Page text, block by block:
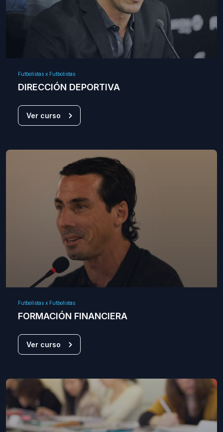
Futbolistas x Futbolistas
DIRECCIÓN DEPORTIVA
Ver curso
Futbolistas x Futbolistas
FORMACIÓN FINANCIERA
Ver curso